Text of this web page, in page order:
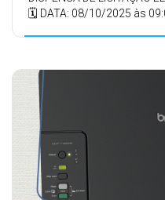
🗓️ DATA: 08/10/2025 às